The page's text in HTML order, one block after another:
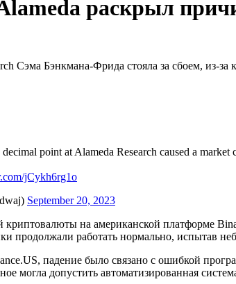
раскрыл
Сэма Бэнкмана-Фрида стояла за сбоем, из-
point at Alameda Research caused a market
jCykh6rg1o
September 20, 2023
криптовалюты на американской платформе
продолжали работать нормально, испытав
падение было связано с ошибкой
могла допустить автоматизированная